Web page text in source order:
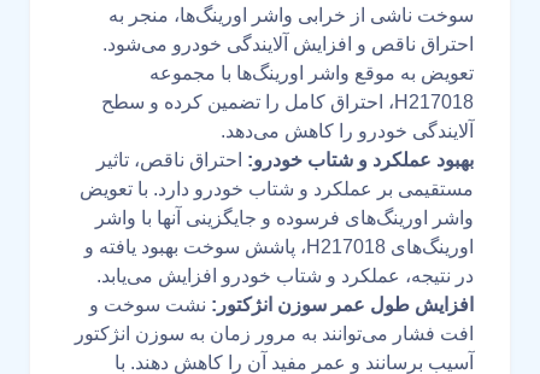
سوخت ناشی از خرابی واشر اورینگ‌ها، منجر به
احتراق ناقص و افزایش آلایندگی خودرو می‌شود.
تعویض به موقع واشر اورینگ‌ها با مجموعه
H217018، احتراق کامل را تضمین کرده و سطح
آلایندگی خودرو را کاهش می‌دهد.
بهبود عملکرد و شتاب خودرو: احتراق ناقص، تاثیر
مستقیمی بر عملکرد و شتاب خودرو دارد. با تعویض
واشر اورینگ‌های فرسوده و جایگزینی آنها با واشر
اورینگ‌های H217018، پاشش سوخت بهبود یافته و
در نتیجه، عملکرد و شتاب خودرو افزایش می‌یابد.
افزایش طول عمر سوزن انژکتور: نشت سوخت و
افت فشار می‌توانند به مرور زمان به سوزن انژکتور
آسیب برسانند و عمر مفید آن را کاهش دهند. با